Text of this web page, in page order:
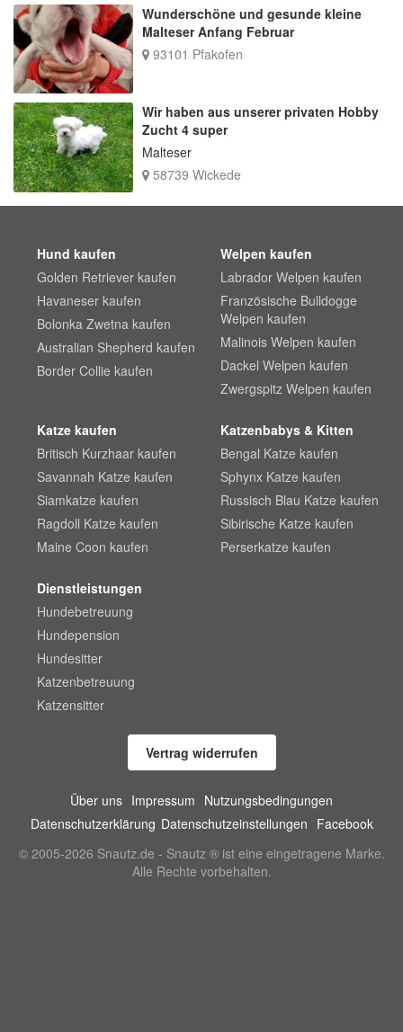
Wunderschöne und gesunde kleine
Malteser Anfang Februar
93101 Pfakofen
Wir haben aus unserer privaten Hobby
Zucht 4 super
Malteser
58739 Wickede
Hund kaufen
Golden Retriever kaufen
Havaneser kaufen
Bolonka Zwetna kaufen
Australian Shepherd kaufen
Border Collie kaufen
Welpen kaufen
Labrador Welpen kaufen
Französische Bulldogge
Welpen kaufen
Malinois Welpen kaufen
Dackel Welpen kaufen
Zwergspitz Welpen kaufen
Katze kaufen
Britisch Kurzhaar kaufen
Savannah Katze kaufen
Siamkatze kaufen
Ragdoll Katze kaufen
Maine Coon kaufen
Katzenbabys & Kitten
Bengal Katze kaufen
Sphynx Katze kaufen
Russisch Blau Katze kaufen
Sibirische Katze kaufen
Perserkatze kaufen
Dienstleistungen
Hundebetreuung
Hundepension
Hundesitter
Katzenbetreuung
Katzensitter
Vertrag widerrufen
Über uns Impressum Nutzungsbedingungen
Datenschutzerklärung Datenschutzeinstellungen Facebook
© 2005-2026 Snautz.de - Snautz ® ist eine eingetragene Marke.
Alle Rechte vorbehalten.